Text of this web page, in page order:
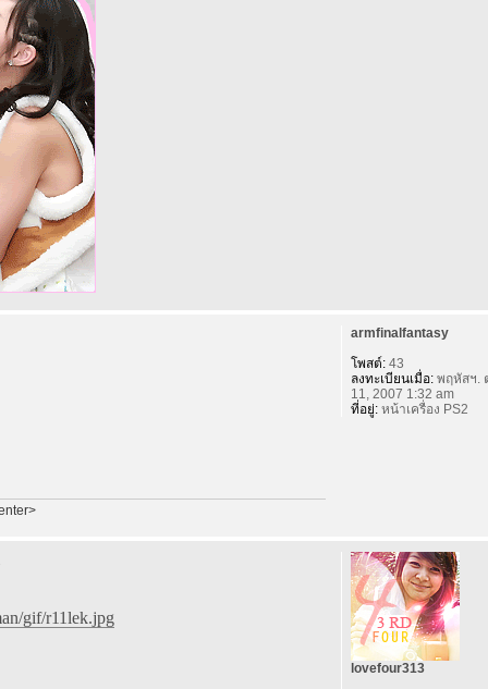
armfinalfantasy
โพสต์:43
ลงทะเบียนเมื่อ:พฤหัสฯ.
11, 2007 1:32 am
ที่อยู่:หน้าเครื่อง PS2
gif/r11lek.jpg
lovefour313